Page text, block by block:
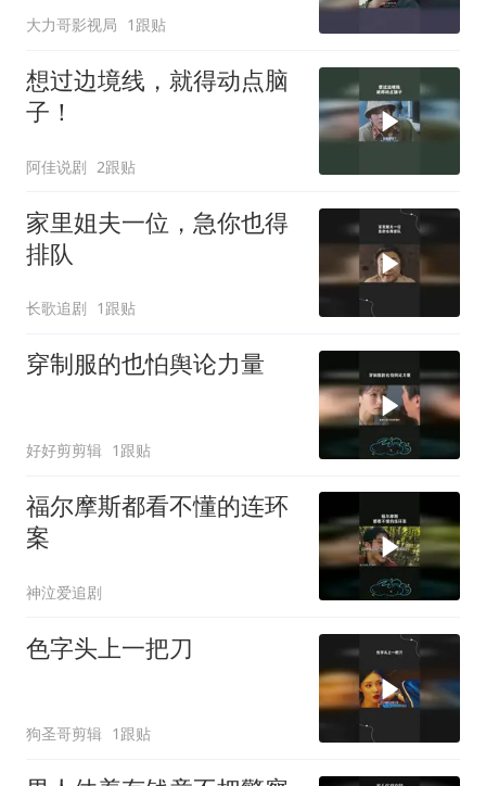
大力哥影视局 1跟贴
想过边境线，就得动点脑
子！
阿佳说剧 2跟贴
家里姐夫一位，急你也得
排队
长歌追剧 1跟贴
穿制服的也怕舆论力量
好好剪剪辑 1跟贴
福尔摩斯都看不懂的连环
案
神泣爱追剧
色字头上一把刀
狗圣哥剪辑 1跟贴